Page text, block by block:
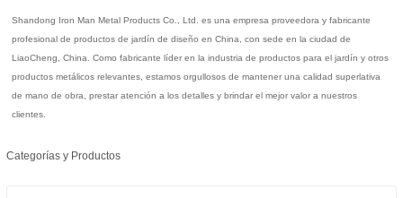
Shandong Iron Man Metal Products Co., Ltd. es una empresa proveedora y fabricante
profesional de productos de jardín de diseño en China, con sede en la ciudad de
LiaoCheng, China. Como fabricante líder en la industria de productos para el jardín y otros
productos metálicos relevantes, estamos orgullosos de mantener una calidad superlativa
de mano de obra, prestar atención a los detalles y brindar el mejor valor a nuestros
clientes.
Categorías y Productos